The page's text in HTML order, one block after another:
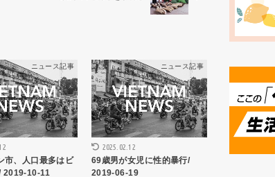
ニュース記事
市、人口最多はビ
2019-10-11
ニュース記事
2025.02.12
69歳男が女児に性的暴行/
2019-06-19